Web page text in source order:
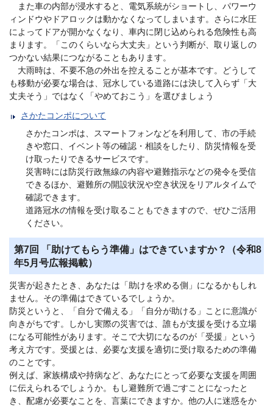
また車の内部が浸水すると、電気系統がショートし、パワーウ
ィンドウやドアロックは動かなくなってしまいます。さらに水圧
によってドアが開かなくなり、車内に閉じ込められる危険性も高
まります。「このくらいなら大丈夫」という判断が、取り返しの
つかない結果につながることもあります。
大雨時は、不要不急の外出を控えることが基本です。どうして
も移動が必要な場合は、冠水している道路には決して入らず「大
丈夫そう」ではなく「やめておこう」を選びましょう
さかたコンポについて
さかたコンポは、スマートフォンなどを利用して、市の手続
きや窓口、イベント等の確認・相談をしたり、防災情報を受
け取ったりできるサービスです。
災害時には防災行政無線の内容や避難指示などの発令を受信
できるほか、避難所の開設状況や空き状況をリアルタイムで
確認できます。
道路冠水の情報を受け取ることもできますので、ぜひご活用
ください。
第7回 「助けてもらう準備」はできていますか？（令和8
年5月号広報掲載）
災害が起きたとき、あなたは「助けを求める側」になるかもしれ
ません。その準備はできているでしょうか。
防災というと、「自分で備える」「自分が助ける」ことに意識が
向きがちです。しかし実際の災害では、誰もが支援を受ける立場
になる可能性があります。そこで大切になるのが「受援」という
考え方です。受援とは、必要な支援を適切に受け取るための準備
のことです。
例えば、家族構成や持病など、あなたにとって必要な支援を周囲
に伝えられるでしょうか。もし避難所で過ごすことになったと
き、配慮が必要なことを、言葉にできますか。他の人に迷惑をか